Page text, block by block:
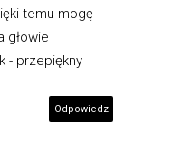
temu mogę
głowie
- przepiękny
Odpowiedz